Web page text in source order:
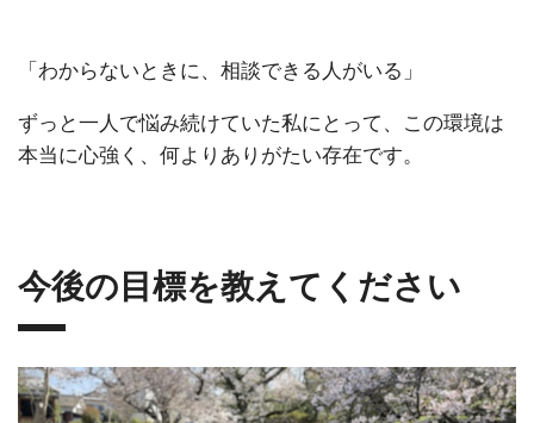
「わからないときに、相談できる人がいる」
ずっと一人で悩み続けていた私にとって、この環境は
本当に心強く、何よりありがたい存在です。
今後の目標を教えてください